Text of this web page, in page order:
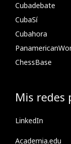
Cubadebate
CubaSí
Cubahora
ChessBase
Mis redes
LinkedIn
Academia.edu